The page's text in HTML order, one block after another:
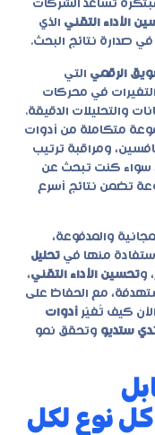
تساعد الشركات
الأداء التقني الذي
صدارة نتائج البحث.
الرقمي التي
في محركات
والتحليلات الدقيقة.
متكاملة من أدوات
ومراقبة ترتيب
سواء كنت تبحث عن
تضمن نتائج أسرع
والمدفوعة،
منها في تحليل
، وتحسين الأداء التقني،
مع الحفاظ على
كيف تُغيّر أدوات
ستديو وتحقق نمو
كل نوع لكل